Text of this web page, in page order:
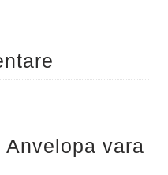
Anvelopa vara